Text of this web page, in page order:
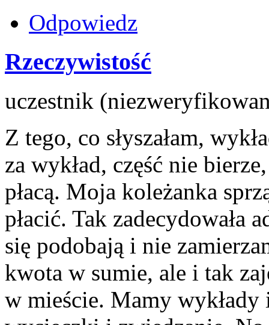
Odpowiedz
Rzeczywistość
uczestnik
Z tego, co słyszałam,
za wykład, część nie
płacą. Moja koleżanka
płacić. Tak zadecydowała
się podobają i nie
kwota w sumie, ale i tak
w mieście. Mamy wykłady